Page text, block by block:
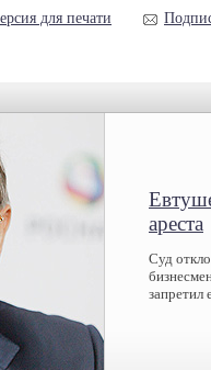
для печати
ареста
Суд
запретил